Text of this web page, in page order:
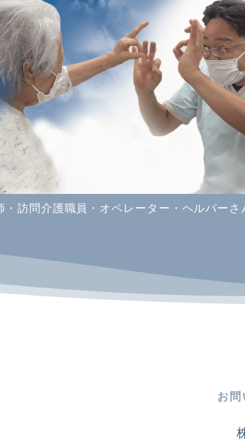
・訪問介護職員・オペレーター・ヘルパーさ
お問